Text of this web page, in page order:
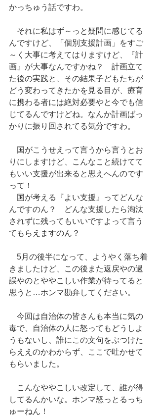
かっちゅう話ですわ。
それに私はず～っと疑問に感じてる
んですけど、「個別支援計画」をすご
～く大事に考えてはりますけど、『計
画』が大事なんですかね？　計画立て
た後の実践と、その結果子どもたちが
どう変わってきたかを見る目が、療育
に携わる者には絶対必要やと今でも信
じてるんですけどね。なんか計画ばっ
かりに振り回されてる気分ですわ。
国がこうせえって言うから言うとお
りにしますけど、こんなこと続けてて
もいい支援が出来ると思えへんのです
って！
国が考える『よい支援』ってどんな
んですのん？　どんな支援したら淘汰
されずに残ってもいいですよって言う
てもらえますのん？
5月の後半になって、ようやく落ち着
きましたけど、この後また返戻やの過
誤やのとややこしい作業が待ってると
思うと…ホンマ勘弁してください。
今回は自治体の皆さんも本当に気の
毒で、自治体の人に怒ってもどうしよ
うもないし、誰にこの文句をぶつけた
らええのかわからず、ここで吐かせて
もらいました。
こんなややこしい改定して、誰が得
してるんかいな。ホンマ怒っとるっち
ゅーねん！